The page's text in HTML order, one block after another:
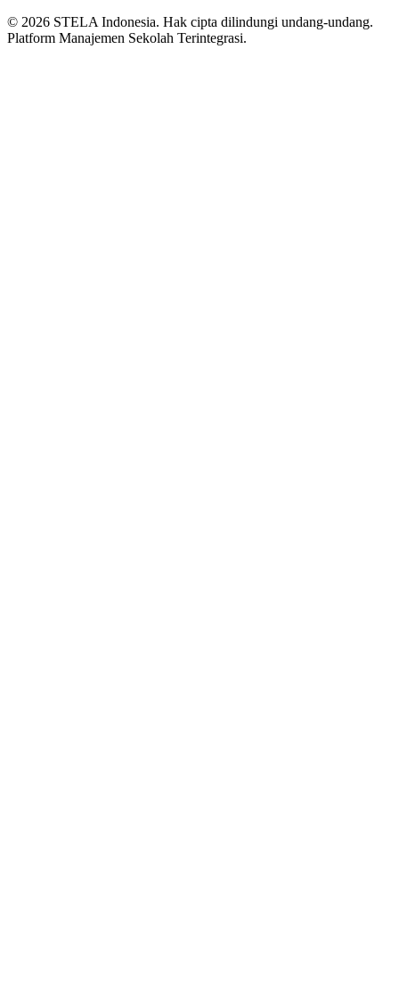
© 2026 STELA Indonesia. Hak cipta dilindungi undang-undang.
Platform Manajemen Sekolah Terintegrasi.